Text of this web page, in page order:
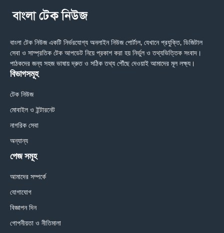
বাংলা টেক নিউজ একটি নির্ভরযোগ্য অনলাইন নিউজ পোর্টাল, যেখানে প্রযুক্তি, ডিজিটাল
সেবা ও সাম্প্রতিক টেক আপডেট নিয়ে প্রকাশ করা হয় নির্ভুল ও তথ্যভিত্তিক সংবাদ।
পাঠকদের জন্য সহজ ভাষায় দ্রুত ও সঠিক তথ্য পৌঁছে দেওয়াই আমাদের মূল লক্ষ্য।
বিভাগসমূহ
টেক নিউজ
মোবাইল ও ইন্টারনেট
নাগরিক সেবা
অন্যান্য
পেজ সমূহ
আমাদের সম্পর্কে
যোগাযোগ
বিজ্ঞাপন দিন
গোপনীয়তা ও নীতিমালা